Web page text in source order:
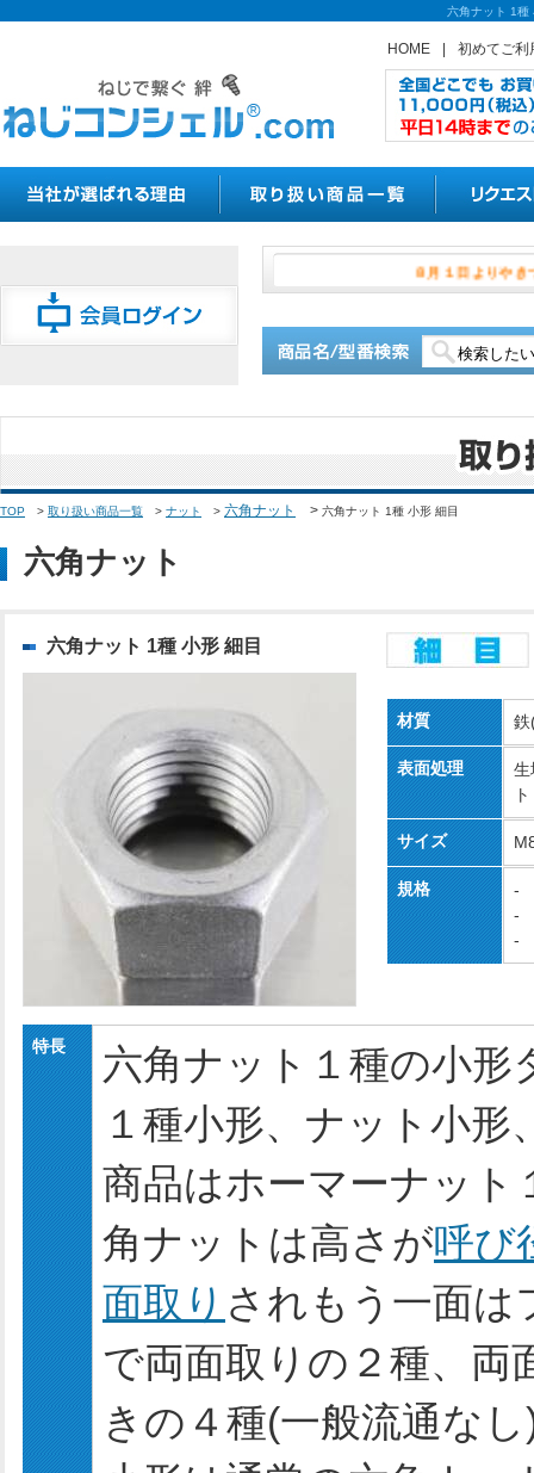
六角ナット 1種
HOME 初めてご利
８月１日
TOP > 取り扱い商品一覧 > ナット > 六角ナット > 六角ナット 1種 小形 細目
六角ナット
六角ナット 1種 小形 細目
材質 鉄
表面処理
生
ト
サイズ
規格
-
-
-
特長
六角ナット１種の小
１種小形、ナット小形
商品はホーマーナット
角ナットは高さが呼び
面取り されもう一面は
で両面取りの２種、両
きの４種(一般流通な